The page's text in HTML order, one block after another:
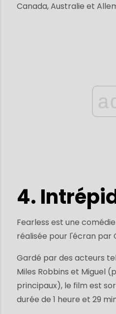
Canada, Australie et
4.
Fearless est une
réalisée pour l'écran par
Gardé par des acteurs
Miles Robbins et Miguel
principaux), le film est
durée de 1 heure et 29